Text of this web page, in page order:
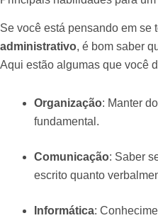
Se você está pensando em se
administrativo, é bom saber
Aqui estão algumas que você
Organização: Manter
fundamental.
Comunicação: Saber
escrito quanto
Informática: